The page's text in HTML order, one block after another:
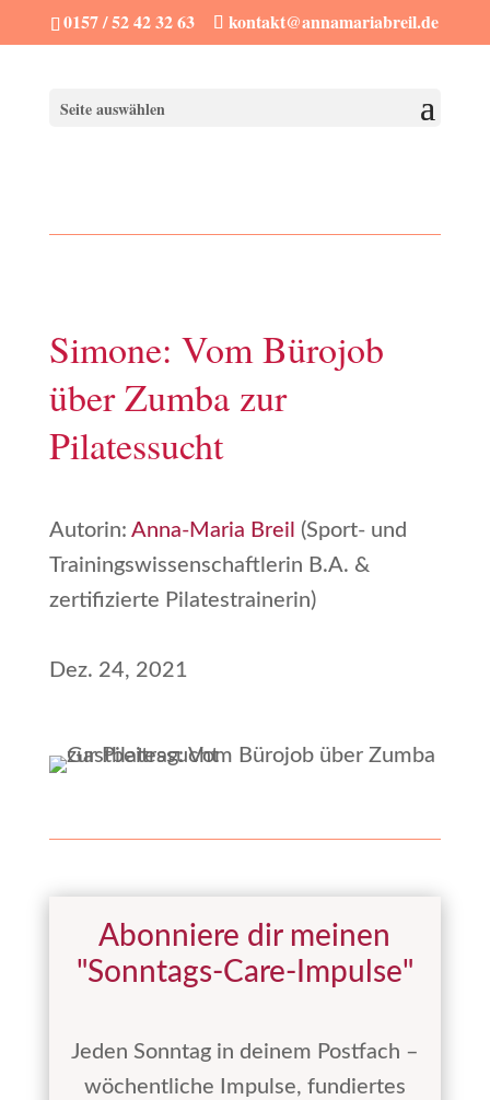
0157 / 52 42 32 63 kontakt@annamariabreil.de
Seite auswählen
Simone: Vom Bürojob
über Zumba zur
Pilatessucht
Autorin: Anna-Maria Breil (Sport- und
Trainingswissenschaftlerin B.A. &
zertifizierte Pilatestrainerin)
Dez. 24, 2021
Abonniere dir meinen
"Sonntags-Care-Impulse"
Jeden Sonntag in deinem Postfach –
wöchentliche Impulse, fundiertes